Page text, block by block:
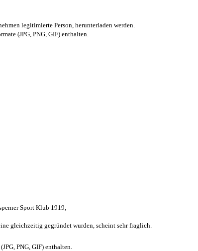
legitimierte Person, herunterladen werden.
(JPG, PNG, GIF) enthalten.
Sport Klub 1919;
gleichzeitig gegründet wurden, scheint sehr fraglich.
PNG, GIF) enthalten.